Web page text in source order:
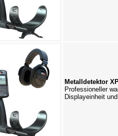
Metalldetektor
Professioneller
Displayeinheit